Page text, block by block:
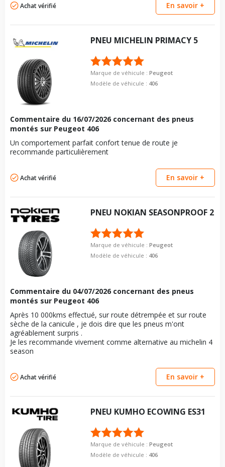
Achat vérifié En savoir +
PNEU MICHELIN PRIMACY 5
Marque de véhicule : Peugeot
Modèle de véhicule : 406
Commentaire du 16/07/2026 concernant des pneus
montés sur Peugeot 406
Un comportement parfait confort tenue de route je
recommande particulièrement
Achat vérifié En savoir +
PNEU NOKIAN SEASONPROOF 2
Marque de véhicule : Peugeot
Modèle de véhicule : 406
Commentaire du 04/07/2026 concernant des pneus
montés sur Peugeot 406
Après 10 000kms effectué, sur route détrempée et sur route
sèche de la canicule , je dois dire que les pneus m'ont
agréablement surpris .
Je les recommande vivement comme alternative au michelin 4
season
Achat vérifié En savoir +
PNEU KUMHO ECOWING ES31
Marque de véhicule : Peugeot
Modèle de véhicule : 406